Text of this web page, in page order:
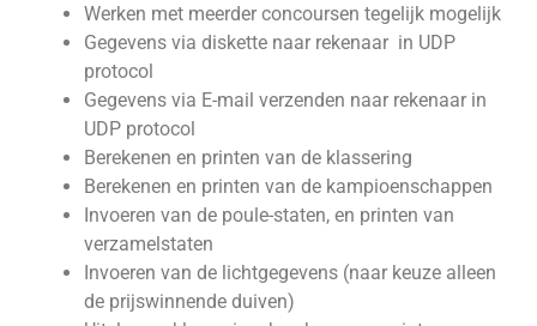
Werken met meerder concoursen tegelijk mogelijk
Gegevens via diskette naar rekenaar in UDP
protocol
Gegevens via E-mail verzenden naar rekenaar in
UDP protocol
Berekenen en printen van de klassering
Berekenen en printen van de kampioenschappen
Invoeren van de poule-staten, en printen van
verzamelstaten
Invoeren van de lichtgegevens (naar keuze alleen
de prijswinnende duiven)